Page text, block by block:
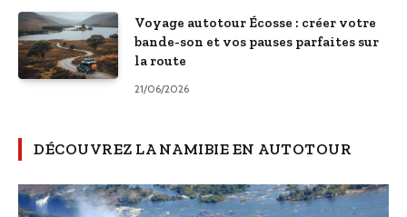
Voyage autotour Écosse : créer votre
bande-son et vos pauses parfaites sur
la route
21/06/2026
DÉCOUVREZ LA NAMIBIE EN AUTOTOUR